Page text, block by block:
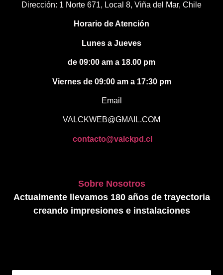
Dirección: 1 Norte 671, Local 8, Viña del Mar, Chile
Horario de Atención
Lunes a Jueves
de 09:00 am a 18.00 pm
Viernes de 09:00 am a 17:30 pm
Email
VALCKWEB@GMAIL.COM
contacto@valckpd.cl
Sobre Nosotros
Actualmente llevamos 180 años de trayectoria
creando impresiones e instalaciones